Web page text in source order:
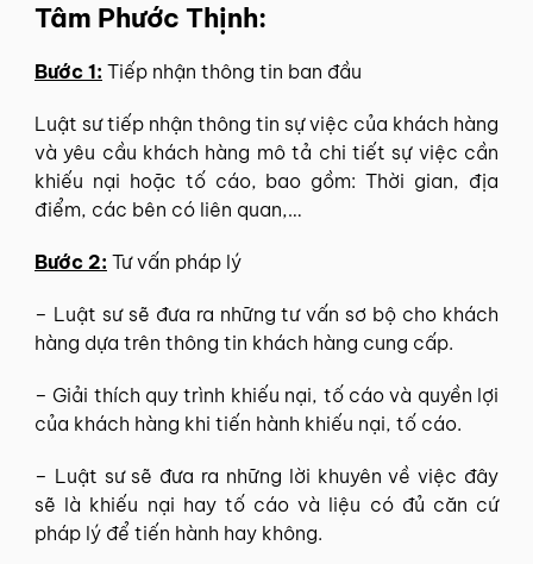
Tâm Phước Thịnh:
Bước 1: Tiếp nhận thông tin ban đầu
Luật sư tiếp nhận thông tin sự việc của khách hàng
và yêu cầu khách hàng mô tả chi tiết sự việc cần
khiếu nại hoặc tố cáo, bao gồm: Thời gian, địa
điểm, các bên có liên quan,…
Bước 2: Tư vấn pháp lý
– Luật sư sẽ đưa ra những tư vấn sơ bộ cho khách
hàng dựa trên thông tin khách hàng cung cấp.
– Giải thích quy trình khiếu nại, tố cáo và quyền lợi
của khách hàng khi tiến hành khiếu nại, tố cáo.
– Luật sư sẽ đưa ra những lời khuyên về việc đây
sẽ là khiếu nại hay tố cáo và liệu có đủ căn cứ
pháp lý để tiến hành hay không.